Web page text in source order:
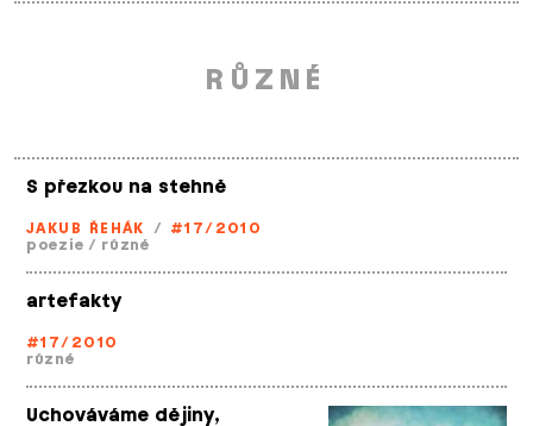
RŮZNÉ
S přezkou na stehně
JAKUB ŘEHÁK / #17/2010
poezie / různé
artefakty
#17/2010
různé
Uchováváme dějiny,